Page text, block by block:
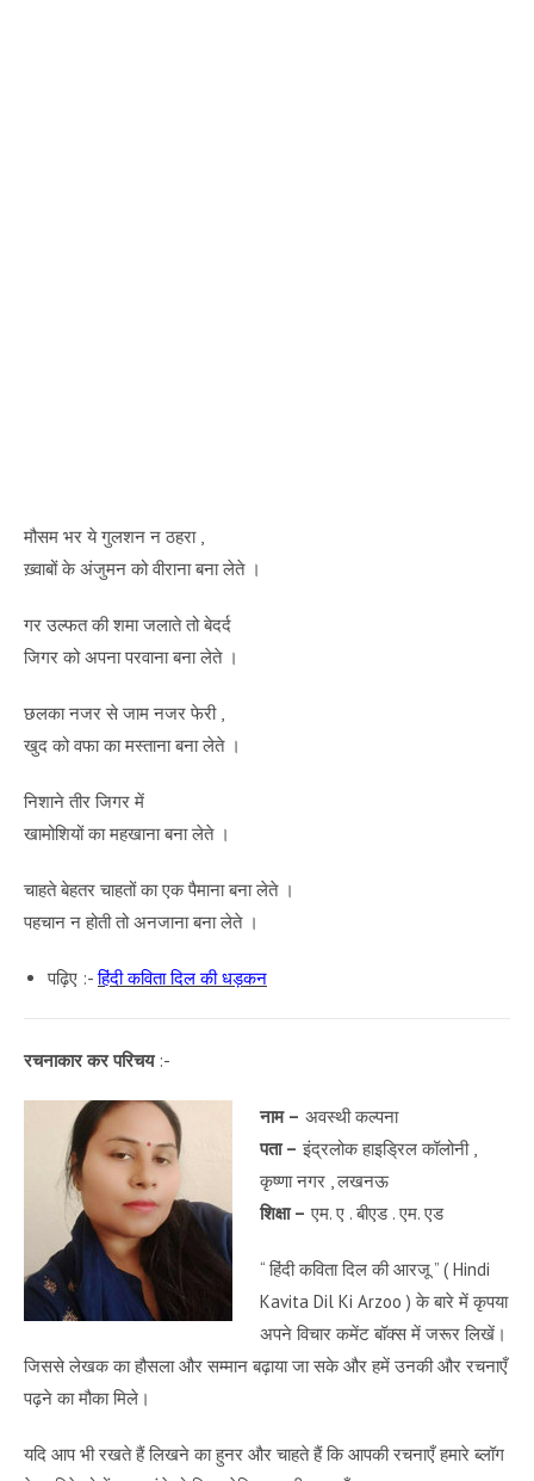
मौसम भर ये गुलशन न ठहरा ,
ख़्वाबों के अंजुमन को वीराना बना लेते ।
गर उल्फत की शमा जलाते तो बेदर्द
जिगर को अपना परवाना बना लेते ।
छलका नजर से जाम नजर फेरी ,
खुद को वफा का मस्ताना बना लेते ।
निशाने तीर जिगर में
खामोशियों का महखाना बना लेते ।
चाहते बेहतर चाहतों का एक पैमाना बना लेते ।
पहचान न होती तो अनजाना बना लेते ।
पढ़िए :-हिंदी कविता दिल की धड़कन
रचनाकार कर परिचय:-
नाम – अवस्थी कल्पना
पता – इंद्रलोक हाइड्रिल कॉलोनी ,
कृष्णा नगर , लखनऊ
शिक्षा – एम. ए . बीएड . एम. एड
“ हिंदी कविता दिल की आरजू ” ( Hindi
Kavita Dil Ki Arzoo ) के बारे में कृपया
अपने विचार कमेंट बॉक्स में जरूर लिखें।
जिससे लेखक का हौसला और सम्मान बढ़ाया जा सके और हमें उनकी और रचनाएँ
पढ़ने का मौका मिले।
यदि आप भी रखते हैं लिखने का हुनर और चाहते हैं कि आपकी रचनाएँ हमारे ब्लॉग